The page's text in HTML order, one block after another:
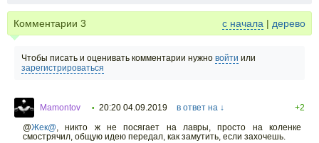
Комментарии 3 с начала | дерево
Чтобы писать и оценивать комментарии нужно войти или
зарегистрироваться
Mamontov • 20:20 04.09.2019 в ответ на ↓
+2
@Жек@, никто ж не посягает на лавры, просто на коленке
смострячил, общую идею передал, как замутить, если захочешь.